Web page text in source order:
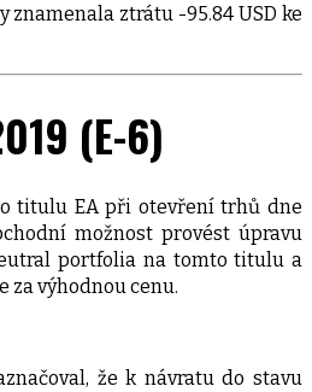
znamenala ztrátu -95.84 USD ke
(E-6)
titulu EA při otevření trhů dne
možnost provést úpravu
portfolia na tomto titulu a
za výhodnou cenu.
že k návratu do stavu